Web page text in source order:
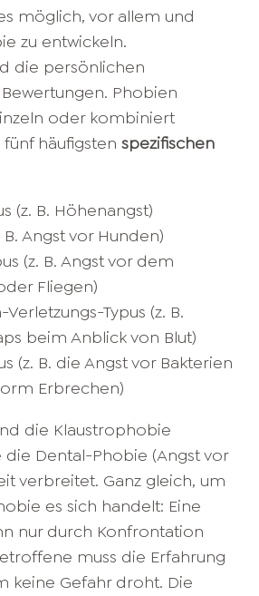
möglich, vor allem und
zu entwickeln.
die persönlichen
Phobien
oder kombiniert
häufigsten spezifischen
(z. B. Höhenangst)
B. Angst vor Hunden)
(z. B. Angst vor dem
Fliegen)
Typus (z. B.
beim Anblick von Blut)
(z. B. die Angst vor Bakterien
Erbrechen)
die Klaustrophobie
die Dental-Phobie (Angst vor
verbreitet. Ganz gleich, um
es sich handelt: Eine
nur durch Konfrontation
muss die Erfahrung
keine Gefahr droht. Die